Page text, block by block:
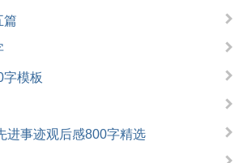
篇
模板
进事迹观后感800字精选